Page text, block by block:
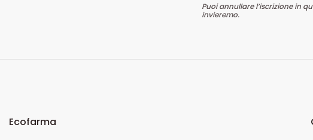
Puoi annullare l’iscrizione in
invieremo.
Ecofarma